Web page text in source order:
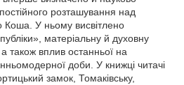
розташування над
Коша. У ньому висвітлено
матеріальну й духовну
а також вплив останньої на
доби. У книжці читачі
замок, Томаківську,